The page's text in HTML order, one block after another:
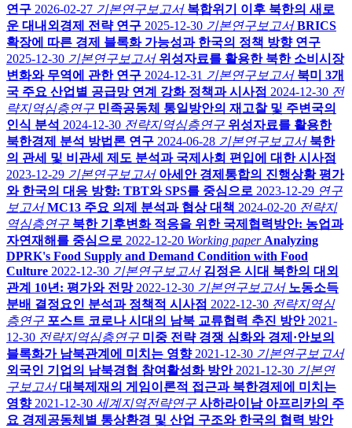
연구 2026-02-27 기본연구보고서 복합위기 이후 북한의 새로
운 대내외경제 전략 연구 2025-12-30 기본연구보고서 BRICS
확장에 따른 경제 블록화 가능성과 한국의 정책 방향 연구
2025-12-30 기본연구보고서 위성자료를 활용한 북한 소비시장
변화와 무역에 관한 연구 2024-12-31 기본연구보고서 북미 3개
국 주요 산업별 공급망 연계 강화 정책과 시사점 2024-12-30 전
략지역심층연구 민족공동체 통일방안의 재고찰 및 주변국의
인식 분석 2024-12-30 전략지역심층연구 위성자료를 활용한
북한경제 분석 방법론 연구 2024-06-28 기본연구보고서 북한
의 관세 및 비관세 제도 분석과 국제사회 편입에 대한 시사점
2023-12-29 기본연구보고서 아세안 경제통합의 진행상황 평가
와 한국의 대응 방향: TBT와 SPS를 중심으로 2023-12-29 연구
보고서 MC13 주요 의제 분석과 협상 대책 2024-02-20 전략지
역심층연구 북한 기후변화 적응을 위한 국제협력방안: 농업과
자연재해를 중심으로 2022-12-20 Working paper Analyzing
DPRK's Food Supply and Demand Condition with Food
Culture 2022-12-30 기본연구보고서 김정은 시대 북한의 대외
관계 10년: 평가와 전망 2022-12-30 기본연구보고서 노동소득
분배 결정요인 분석과 정책적 시사점 2022-12-30 전략지역심
층연구 포스트 코로나 시대의 남북 교류협력 추진 방안 2021-
12-30 전략지역심층연구 미중 전략 경쟁 심화와 경제·안보의
블록화가 남북관계에 미치는 영향 2021-12-30 기본연구보고서
외국인 기업의 남북경협 참여활성화 방안 2021-12-30 기본연
구보고서 대북제재의 게임이론적 접근과 북한경제에 미치는
영향 2021-12-30 세계지역전략연구 사하라이남 아프리카의 주
요 경제공동체별 통상환경 및 산업 구조와 한국의 협력 방안